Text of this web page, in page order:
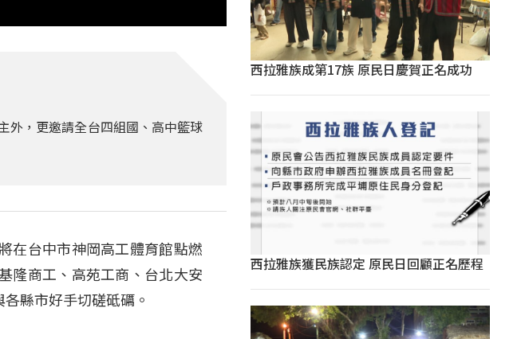
外，更邀請全台四組國、高中籃球
在台中市神岡高工體育館點燃
隆商工、高苑工商、台北大安
縣市好手切磋砥礪。
西拉雅族成第17族 原民日慶賀正名成功
西拉雅族獲民族認定 原民日回顧正名歷程